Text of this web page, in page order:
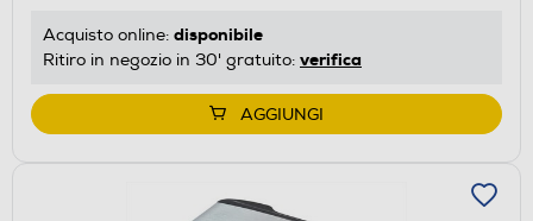
Acquisto online: disponibile
Ritiro in negozio in 30' gratuito: verifica
AGGIUNGI